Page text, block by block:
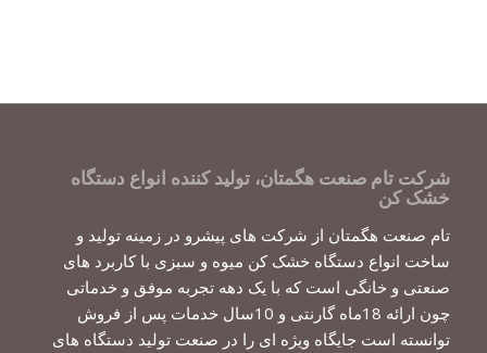
شرکت تام صنعت هگمتان، تولید کننده انواع دستگاه
خشک کن
تام صنعت هگمتان از شرکت های پیشرو در زمینه تولید و
ساخت انواع دستگاه خشک کن میوه و سبزی با کاربرد های
صنعتی و خانگی است که با یک دهه تجربه موفق و خدماتی
چون ارائه 18ماه گارنتی و 10سال خدمات پس از فروش
توانسته است جایگاه ویژه ای را در صنعت تولید دستگاه های